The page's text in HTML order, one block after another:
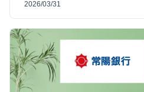
2026/03/31